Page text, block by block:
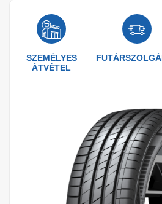
SZEMÉLYES
ÁTVÉTEL